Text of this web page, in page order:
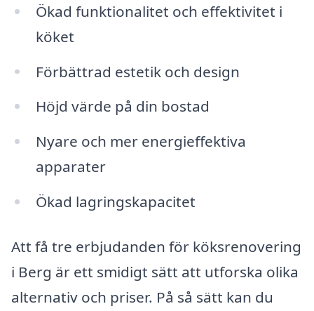
Ökad funktionalitet och effektivitet i
köket
Förbättrad estetik och design
Höjd värde på din bostad
Nyare och mer energieffektiva
apparater
Ökad lagringskapacitet
Att få tre erbjudanden för köksrenovering
i Berg är ett smidigt sätt att utforska olika
alternativ och priser. På så sätt kan du